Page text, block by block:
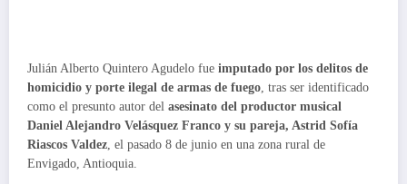
Julián Alberto Quintero Agudelo fue imputado por los delitos de
homicidio y porte ilegal de armas de fuego , tras ser identificado
como el presunto autor del asesinato del productor musical
Daniel Alejandro Velásquez Franco y su pareja, Astrid Sofía
Riascos Valdez , el pasado 8 de junio en una zona rural de
Envigado, Antioquia.